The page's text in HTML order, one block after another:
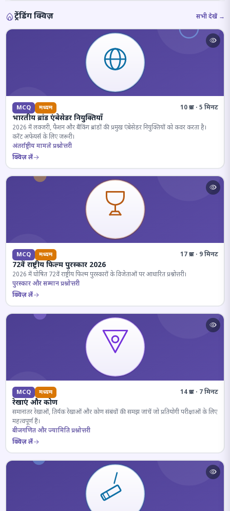
ट्रेंडिंग क्विज़ सभी देखें →
MCQ मध्यम 10 प्रश्न · 5 मिनट
भारतीय ब्रांड एंबेसेडर नियुक्तियाँ
2026 में लक्जरी, फैशन और बैंकिंग ब्रांडों की प्रमुख एंबेसेडर नियुक्तियों को कवर करता है।
करेंट अफेयर्स के लिए जरूरी।
अंतर्राष्ट्रीय मामले प्रश्नोत्तरी
क्विज़ लें
MCQ मध्यम 17 प्रश्न · 9 मिनट
72वें राष्ट्रीय फिल्म पुरस्कार 2026
2026 में घोषित 72वें राष्ट्रीय फिल्म पुरस्कारों के विजेताओं पर आधारित प्रश्नोत्तरी।
पुरस्कार और सम्मान प्रश्नोत्तरी
क्विज़ लें
MCQ मध्यम 14 प्रश्न · 7 मिनट
रेखाएं और कोण
समानांतर रेखाओं, तिर्यक रेखाओं और कोण संबंधों की समझ जांचें जो प्रतियोगी परीक्षाओं के लिए
महत्वपूर्ण हैं।
बीजगणित और ज्यामिति प्रश्नोत्तरी
क्विज़ लें